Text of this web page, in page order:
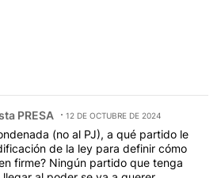
PRESA 12 DE OCTUBRE DE 2024
(no al PJ), a qué partido le
de la ley para definir cómo
firme? Ningún partido que tenga